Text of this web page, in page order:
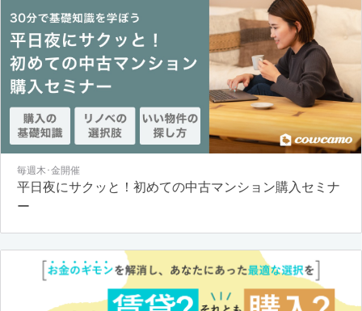
毎週木･金開催
平日夜にサクッと！初めての中古マンション購入セミナ
ー